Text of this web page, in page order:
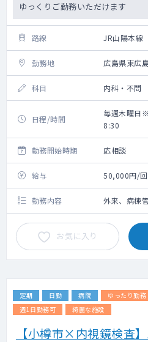
ゆっくりご勤務いただけます
路線 JR山陽本線
勤務地 広島県東広
科目 内科・不問
日程/時間
毎週木曜日
8:30
勤務開始時期 応相談
給与 50,000円/回
勤務内容 外来、病棟
お気に入り
定期 日勤 病院 ゆったり勤務
週1日勤務可
綺麗な施設
【小樽市×内視鏡検査